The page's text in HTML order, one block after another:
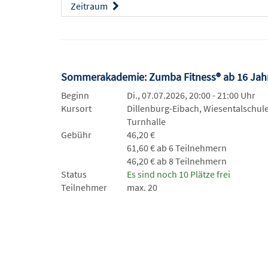
Zeitraum
Sommerakademie: Zumba Fitness® ab 16
Beginn
Di., 07.07.2026, 20:00 - 21:00 Uhr
Kursort
Dillenburg-Eibach,
Turnhalle
Gebühr
46,20 €
61,60 € ab 6 Teilnehmern
46,20 € ab 8 Teilnehmern
Status
Es sind noch 10 Plätze frei
Teilnehmer
max. 20